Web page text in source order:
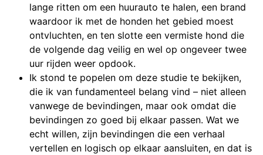
lange ritten om een huurauto te halen, een brand
waardoor ik met de honden het gebied moest
ontvluchten, en ten slotte een vermiste hond die
de volgende dag veilig en wel op ongeveer twee
uur rijden weer opdook.
Ik stond te popelen om deze studie te bekijken,
die ik van fundamenteel belang vind – niet alleen
vanwege de bevindingen, maar ook omdat die
bevindingen zo goed bij elkaar passen. Wat we
echt willen, zijn bevindingen die een verhaal
vertellen en logisch op elkaar aansluiten, en dat is